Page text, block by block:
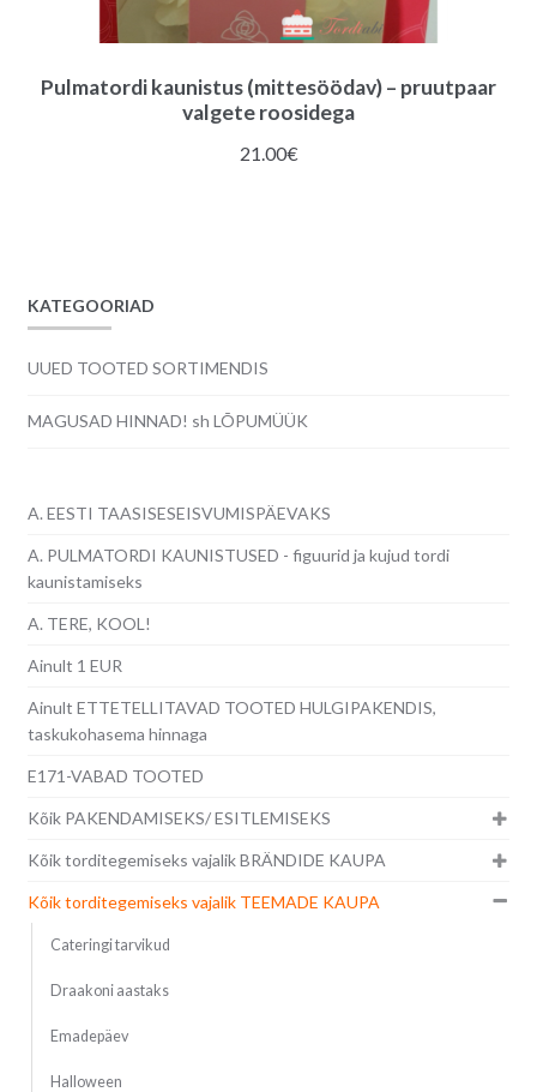
Pulmatordi kaunistus (mittesöödav) – pruutpaar
valgete roosidega
21.00€
KATEGOORIAD
UUED TOOTED SORTIMENDIS
MAGUSAD HINNAD! sh LÕPUMÜÜK
A. EESTI TAASISESEISVUMISPÄEVAKS
A. PULMATORDI KAUNISTUSED - figuurid ja kujud tordi
kaunistamiseks
A. TERE, KOOL!
Ainult 1 EUR
Ainult ETTETELLITAVAD TOOTED HULGIPAKENDIS,
taskukohasema hinnaga
E171-VABAD TOOTED
Kõik PAKENDAMISEKS/ ESITLEMISEKS
Kõik torditegemiseks vajalik BRÄNDIDE KAUPA
Kõik torditegemiseks vajalik TEEMADE KAUPA
Cateringi tarvikud
Draakoni aastaks
Emadepäev
Halloween